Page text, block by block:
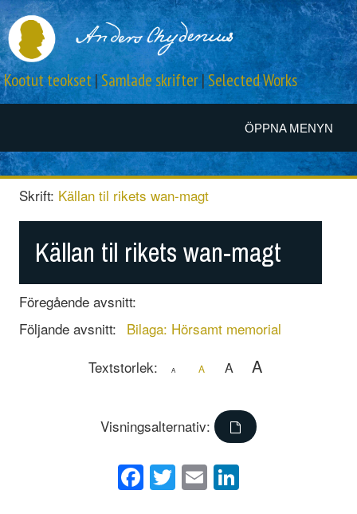
ÖPPNA MENYN
Kootut teokset|Samlade skrifter|Selected Works
Skrift: Källan til rikets wan-magt
Källan til rikets wan-magt
Föregående avsnitt:
Följande avsnitt: Bilaga: Hörsamt memorial
Textstorlek:
A A A A
Visningsalternativ:
Facebook
Twitter
Email